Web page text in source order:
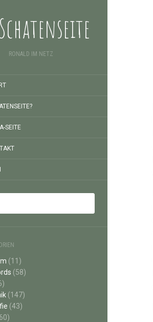
RONALD IM NETZ
SEITE
(11)
(58)
(147)
(43)